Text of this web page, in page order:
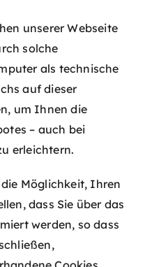
unserer Webseite
solche
als technische
auf dieser
um Ihnen die
– auch bei
erleichtern.
Möglichkeit, Ihren
dass Sie über das
werden, so dass